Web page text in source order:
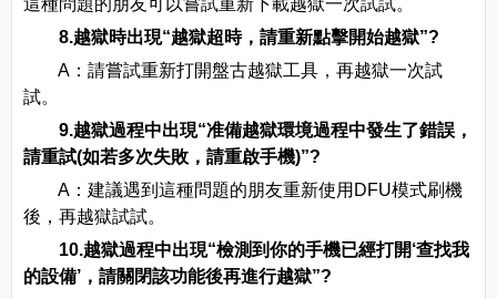
這種問題的朋友可以嘗試重新下載越獄一次試試。
8.越獄時出現“越獄超時，請重新點擊開始越獄”?
A：請嘗試重新打開盤古越獄工具，再越獄一次試
試。
9.越獄過程中出現“准備越獄環境過程中發生了錯誤，
請重試(如若多次失敗，請重啟手機)”?
A：建議遇到這種問題的朋友重新使用DFU模式刷機
後，再越獄試試。
10.越獄過程中出現“檢測到你的手機已經打開‘查找我
的設備’，請關閉該功能後再進行越獄”?